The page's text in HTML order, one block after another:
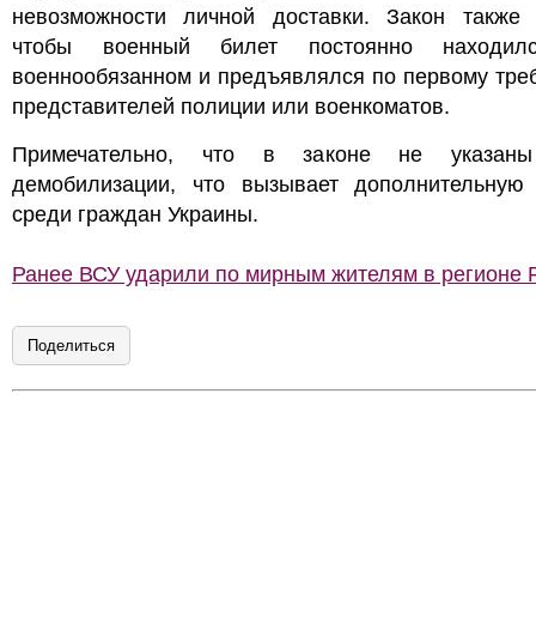
невозможности личной доставки. Закон также
чтобы военный билет постоянно
военнообязанном и предъявлялся по первому
представителей полиции или военкоматов.
Примечательно, что в законе не
демобилизации, что вызывает дополнительную
среди граждан Украины.
Ранее ВСУ ударили по мирным жителям в регионе
Поделиться